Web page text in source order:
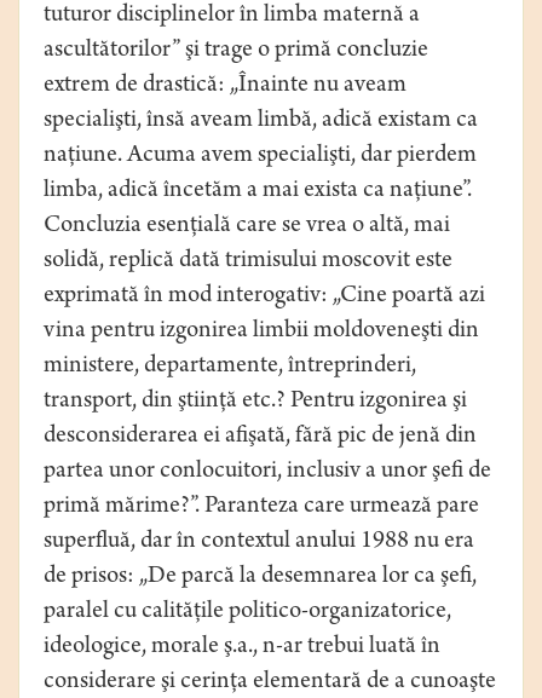
tuturor disciplinelor în limba maternă a
ascultătorilor” şi trage o primă concluzie
extrem de drastică: „Înainte nu aveam
specialişti, însă aveam limbă, adică existam ca
naţiune. Acuma avem specialişti, dar pierdem
limba, adică încetăm a mai exista ca naţiune”.
Concluzia esenţială care se vrea o altă, mai
solidă, replică dată trimisului moscovit este
exprimată în mod interogativ: „Cine poartă azi
vina pentru izgonirea limbii moldoveneşti din
ministere, departamente, întreprinderi,
transport, din ştiinţă etc.? Pentru izgonirea şi
desconsiderarea ei afişată, fără pic de jenă din
partea unor conlocuitori, inclusiv a unor şefi de
primă mărime?”. Paranteza care urmează pare
superfluă, dar în contextul anului 1988 nu era
de prisos: „De parcă la desemnarea lor ca şefi,
paralel cu calităţile politico-organizatorice,
ideologice, morale ş.a., n-ar trebui luată în
considerare şi cerinţa elementară de a cunoaşte